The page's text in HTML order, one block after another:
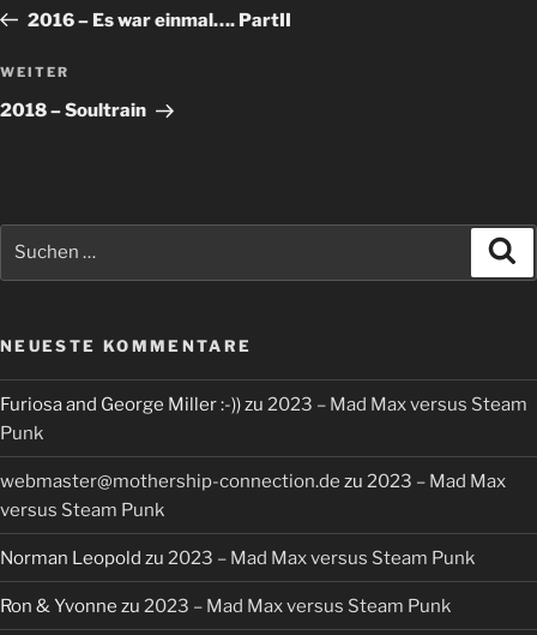
Beitrag
2016 – Es war einmal…. PartII
Nächster
Beitrag
WEITER
2018 – Soultrain
NEUESTE KOMMENTARE
Furiosa and George Miller :-))zu 2023 – Mad Max versus Steam
Punk
webmaster@mothership-connection.de zu 2023 – Mad Max
versus Steam Punk
Norman Leopold zu 2023 – Mad Max versus Steam Punk
Ron & Yvonne zu 2023 – Mad Max versus Steam Punk